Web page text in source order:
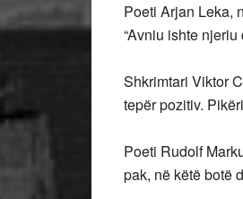
Poeti Arjan Leka,
“Avniu ishte
Shkrimtari Viktor
tepër pozitiv.
Poeti Rudolf
pak, në këtë botë